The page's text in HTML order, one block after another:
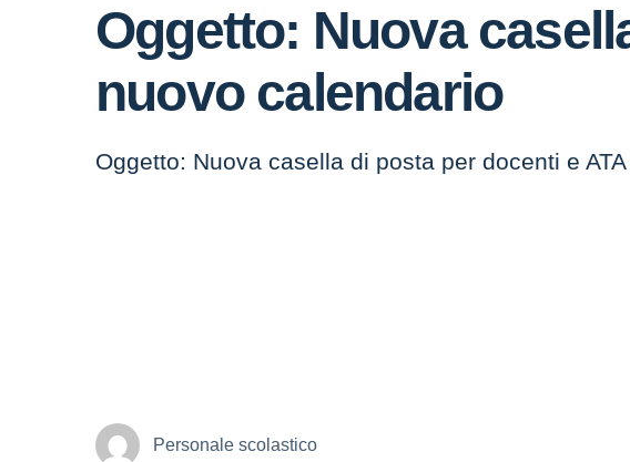
Oggetto: Nuova
nuovo calendario
Oggetto: Nuova casella di posta per docenti e
Personale scolastico